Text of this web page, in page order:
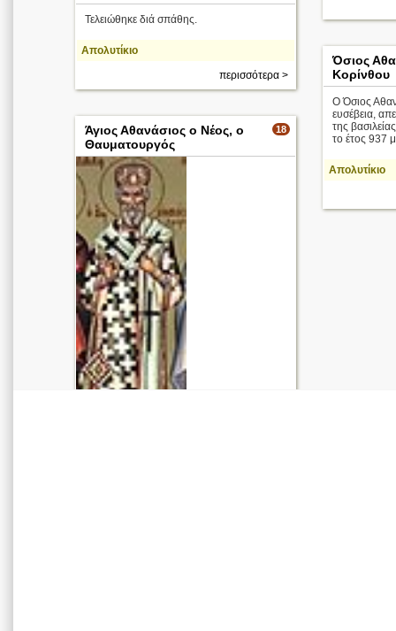
Τελειώθηκε διά σπάθης.
Απολυτίκιο
περισσότερα >
Όσιος
Κορίνθου
Ο Όσιος
ευσέβεια,
της
το έτος 937
Απολυτίκιο
18
Άγιος Αθανάσιος ο Νέος, ο
Θαυματουργός